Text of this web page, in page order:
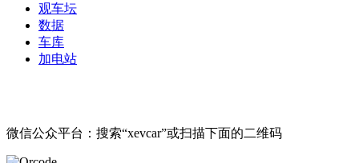
观车坛
数据
车库
加电站
微信公众平台：搜索“xevcar”或扫描下面的二维码